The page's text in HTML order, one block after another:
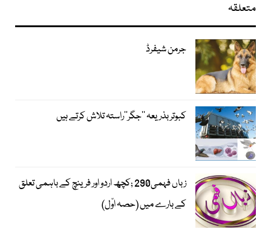
متعلقہ
جرمن شیفرڈ
کبوتر بذریعہ ’’جگر‘‘راستہ تلاش کرتے ہیں
زباں فہمی290 ;کچھ اردو اور فرینچ کے باہمی تعلق
کے بارے میں (حصہ اوّل)